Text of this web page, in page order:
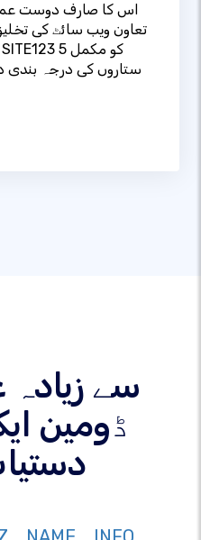
اس کا صارف دوست عمل
تعاون ویب سائٹ کی
ستاروں کی درجہ بندی
ڈومین